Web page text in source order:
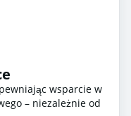
wsparcie w
– niezależnie od